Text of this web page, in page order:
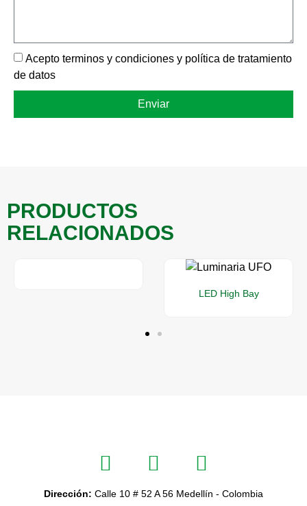
Acepto terminos y condiciones y política de tratamiento
de datos
Enviar
PRODUCTOS
RELACIONADOS
LED High Bay
Dirección: Calle 10 # 52 A 56 Medellín - Colombia